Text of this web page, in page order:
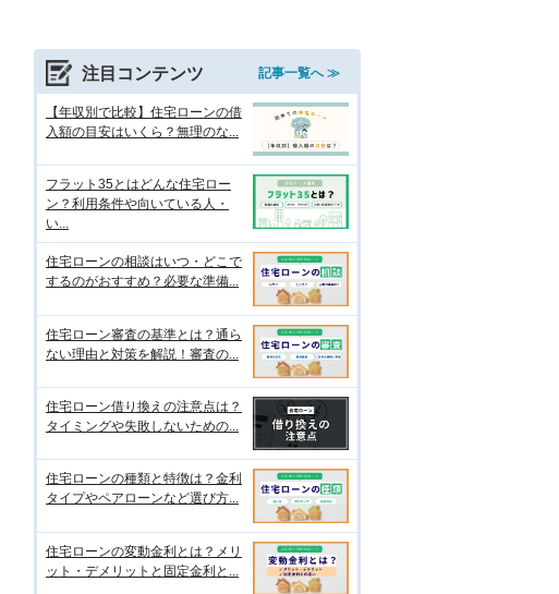
注目コンテンツ 記事一覧へ ≫
【年収別で比較】住宅ローンの借
入額の目安はいくら？無理のな...
フラット35とはどんな住宅ロー
ン？利用条件や向いている人・
い...
住宅ローンの相談はいつ・どこで
するのがおすすめ？必要な準備...
住宅ローン審査の基準とは？通ら
ない理由と対策を解説！審査の...
住宅ローン借り換えの注意点は？
タイミングや失敗しないための...
住宅ローンの種類と特徴は？金利
タイプやペアローンなど選び方...
住宅ローンの変動金利とは？メリ
ット・デメリットと固定金利と...